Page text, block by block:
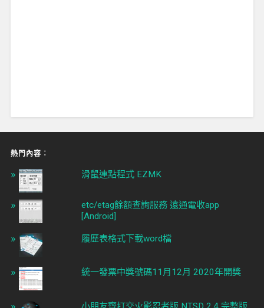
熱門內容︰
滑鼠連點程式 EZMK
etc/etag餘額查詢服務 遠通電收app
[Android]
履歷表格式下載word檔
統一發票中獎號碼11月12月 2020年開獎